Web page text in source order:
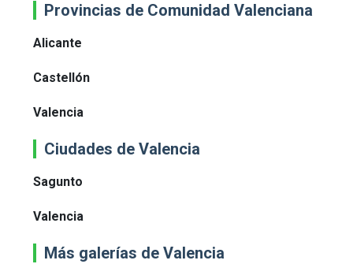
Provincias de Comunidad Valenciana
Alicante
Castellón
Valencia
Ciudades de Valencia
Sagunto
Valencia
Más galerías de Valencia